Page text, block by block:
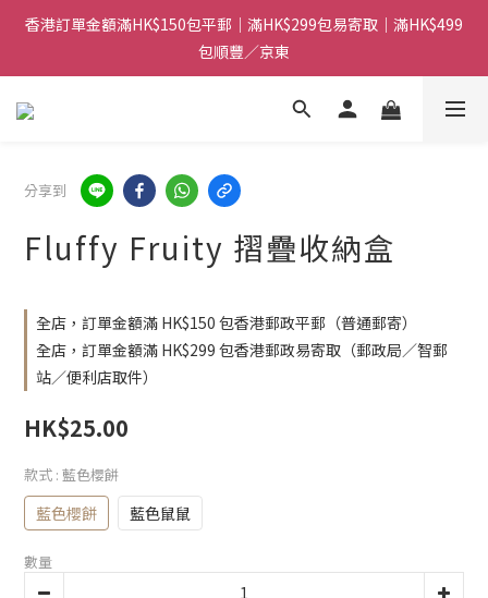
香港訂單金額滿HK$150包平郵｜滿HK$299包易寄取｜滿HK$499
包順豐／京東
香港訂單金額滿HK$150包平郵｜滿HK$299包易寄取｜滿HK$499
包順豐／京東
【網店限定！】指定清貨商品每消費HK$100即享購物金HK$50回
香港訂單金額滿HK$150包平郵｜滿HK$299包易寄取｜滿HK$499
包順豐／京東
分享到
Fluffy Fruity 摺疊收納盒
全店，訂單金額滿 HK$150 包香港郵政平郵（普通郵寄）
全店，訂單金額滿 HK$299 包香港郵政易寄取（郵政局／智郵
站／便利店取件）
HK$25.00
款式 : 藍色櫻餅
藍色櫻餅 藍色鼠鼠
數量